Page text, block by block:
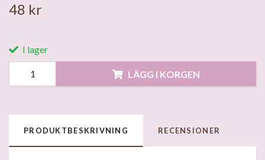
48 kr
I lager
LÄGG I KORGEN
PRODUKTBESKRIVNING RECENSIONER